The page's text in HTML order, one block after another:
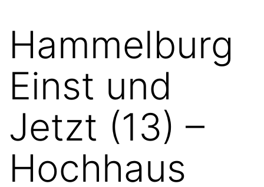
Hammelburg
Einst und
Jetzt (13) –
Hochhaus